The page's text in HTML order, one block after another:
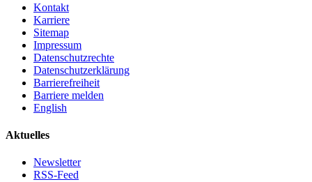
Kontakt
Karriere
Sitemap
Impressum
Datenschutzrechte
Datenschutzerklärung
Barrierefreiheit
Barriere melden
English
Aktuelles
Newsletter
RSS-Feed